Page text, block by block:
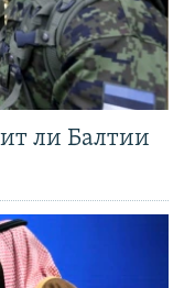
ли Балтии